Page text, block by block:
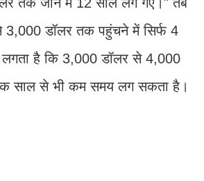
डॉलर तक पहुंचने में सिर्फ 4
है कि 3,000 डॉलर से 4,000
साल से भी कम समय लग सकता है।